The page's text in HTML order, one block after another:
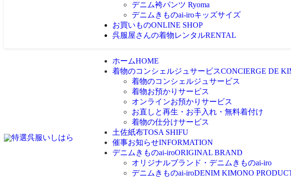
デニム袴パンツ Ryoma
デニムきものai-iroキッズサイズ
お買いものONLINE SHOP
呉服屋さんの着物レンタルRENTAL
ホームHOME
着物のコンシェルジュサービスCONCIERGE DE
着物のコンシェルジュサービス
着物お預かりサービス
オンラインお預かりサービス
お直しと再生・お手入れ・無料着付け
着物の仕分けサービス
土佐紙布TOSA SHIFU
催事お知らせINFORMATION
デニムきものai-iroORIGINAL BRAND
オリジナルブランド・デニムきものai-iro
デニムきものai-iroDENIM KIMONO